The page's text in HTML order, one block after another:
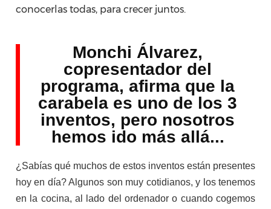
conocerlas todas, para crecer juntos.
Monchi Álvarez,
copresentador del
programa, afirma que la
carabela es uno de los 3
inventos, pero nosotros
hemos ido más allá...
¿Sabías qué muchos de estos inventos están presentes
hoy en día? Algunos son muy cotidianos, y los tenemos
en la cocina, al lado del ordenador o cuando cogemos